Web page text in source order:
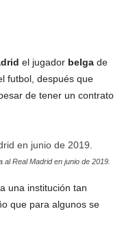
el jugador belga de
futbol, después que
de tener un contrato
al Real Madrid en junio de 2019.
una institución tan
que para algunos se